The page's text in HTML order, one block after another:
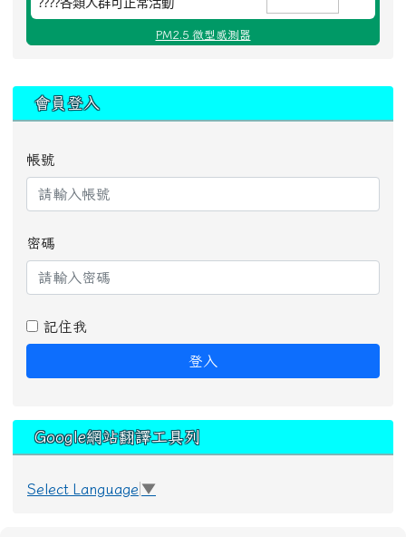
PM2.5 微型感測器
會員登入
帳號
密碼
記住我
登入
Google網站翻譯工具列
Select Language ▼